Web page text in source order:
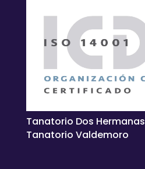
Tanatorio Dos Hermanas
Tanatorio Valdemoro